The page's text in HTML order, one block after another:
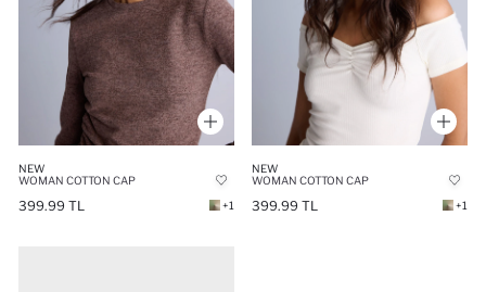
NEW
WOMAN COTTON CAP
399.99 TL +1
NEW
WOMAN COTTON CAP
399.99 TL +1